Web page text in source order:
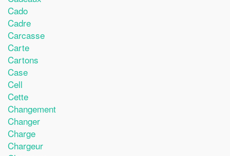
Cado
Cadre
Carcasse
Carte
Cartons
Case
Cell
Cette
Changement
Changer
Charge
Chargeur